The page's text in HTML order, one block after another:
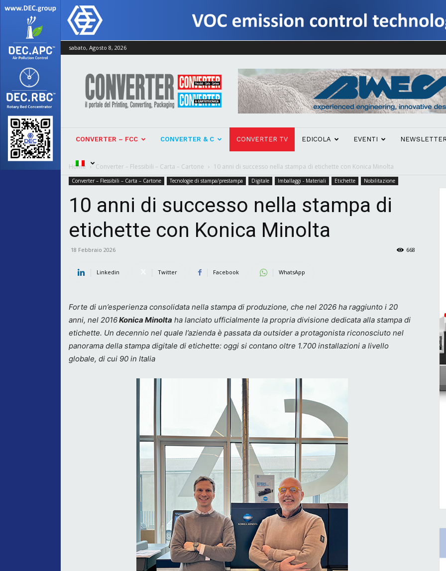
sabato, Agosto 8, 2026
Converter
CONVERTER – FCC CONVERTER & C CONVERTER TV EDICOLA EVENTI
Home Converter – Flessibili – Carta – Cartone 10 anni di successo nella stampa di etichette con Konica Minolta
Converter – Flessibili – Carta – Cartone Tecnologie di stampa/prestampa Digitale Imballaggi - Materiali Etichette Nobilitazione
10 anni di successo nella stampa di
etichette con Konica Minolta
18 Febbraio 2026 668
Linkedin Twitter Facebook WhatsApp
Forte di un’esperienza consolidata nella stampa di produzione, che nel 2026 ha raggiunto i 20
anni, nel 2016Konica Minolta ha lanciato ufficialmente la propria divisione dedicata alla stampa di
etichette. Un decennio nel quale l’azienda è passata da outsider a protagonista riconosciuto nel
panorama della stampa digitale di etichette: oggi si contano oltre 1.700 installazioni a livello
globale, di cui 90 in Italia